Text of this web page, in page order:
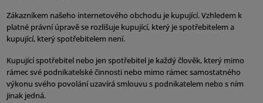
Zákazníkem našeho internetového obchodu je kupující. Vzhledem k
platné právní úpravě se rozlišuje kupující, který je spotřebitelem a
kupující, který spotřebitelem není.
Kupující spotřebitel nebo jen spotřebitel je každý člověk, který mimo
rámec své podnikatelské činnosti nebo mimo rámec samostatného
výkonu svého povolání uzavírá smlouvu s podnikatelem nebo s ním
jinak jedná.